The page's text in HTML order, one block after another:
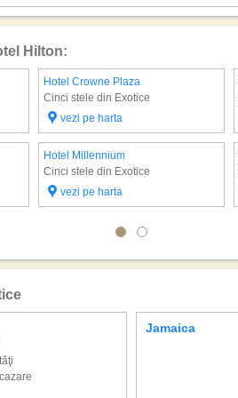
Hilton:
Hotel Crowne Plaza
Cinci stele din Exotice
vezi pe harta
Hotel Millennium
Cinci stele din Exotice
vezi pe harta
Jamaica